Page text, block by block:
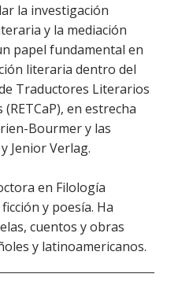
la investigación
y la mediación
papel fundamental en
literaria dentro del
Traductores Literarios
en estrecha
Bourmer y las
Jenior Verlag.
en Filología
y poesía. Ha
cuentos y obras
y latinoamericanos.